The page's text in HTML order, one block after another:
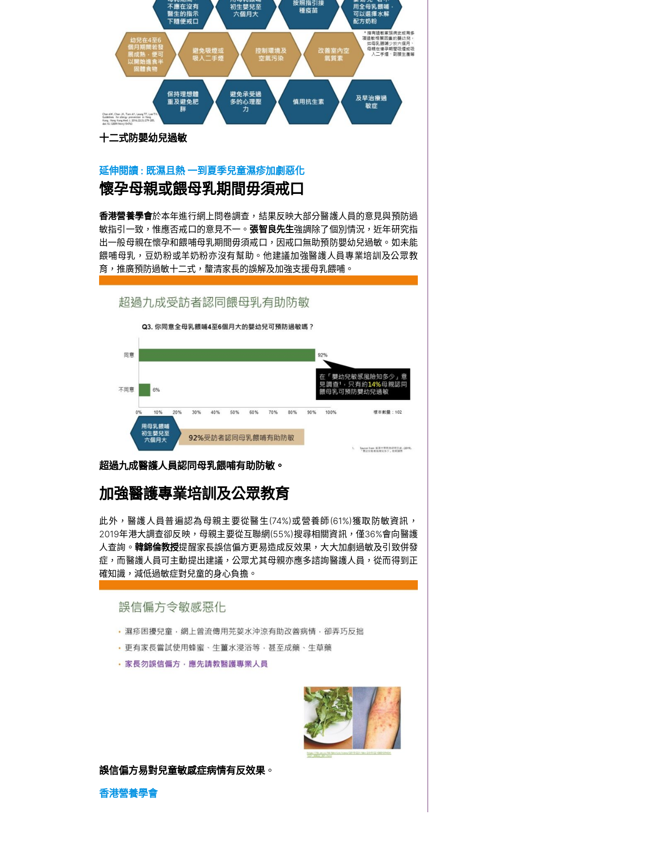
十二式防嬰幼兒過敏
延伸閱讀 : 既濕且熱 一到夏季兒童濕疹加劇惡化
懷孕母親或餵母乳期間毋須戒口
香港營養學會於本年進行網上問卷調查，結果反映大部分醫護人員的意見與預防過
敏指引一致，惟應否戒口的意見不一。 張智良先生強調除了個別情況，近年研究指
出一般母親在懷孕和餵哺母乳期間毋須戒口，因戒口無助預防嬰幼兒過敏。如未能
餵哺母乳，豆奶粉或羊奶粉亦沒有幫助。他建議加強醫護人員專業培訓及公眾教
育，推廣預防過敏十二式，釐清家長的誤解及加強支援母乳餵哺。
超過九成醫護人員認同母乳餵哺有助防敏。
加強醫護專業培訓及公眾教育
此外，醫護人員普遍認為母親主要從醫生(74%)或營養師(61%)獲取防敏資訊，
2019年港大調查卻反映，母親主要從互聯網(55%)搜尋相關資訊，僅36%會向醫護
人查詢。 韓錦倫教授提醒家長誤信偏方更易造成反效果，大大加劇過敏及引致併發
症，而醫護人員可主動提出建議，公眾尤其母親亦應多諮詢醫護人員，從而得到正
確知識，減低過敏症對兒童的身心負擔。
誤信偏方易對兒童敏感症病情有反效果。
香港營養學會